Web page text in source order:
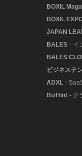
BOXIL
BOXIL
JAPAN
BALES - イ
BALES
ビジネステ
ADXL -
BizHint - ク